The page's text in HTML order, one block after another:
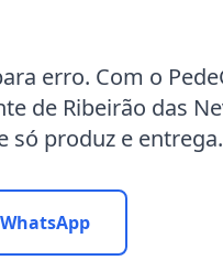
erro. Com o
de Ribeirão das
só produz e entrega.